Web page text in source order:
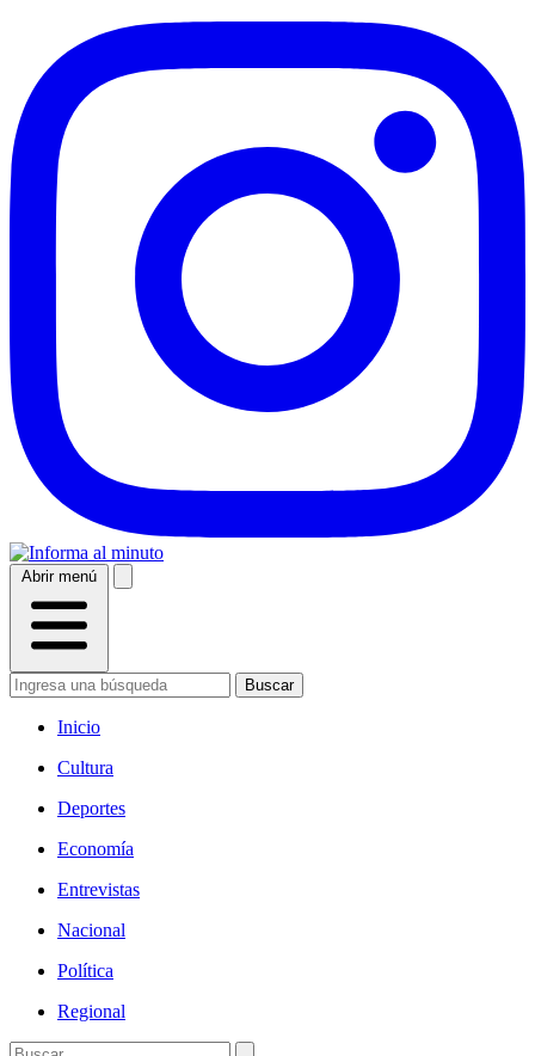
Abrir menú
Buscar
Inicio
Cultura
Deportes
Economía
Entrevistas
Nacional
Política
Regional